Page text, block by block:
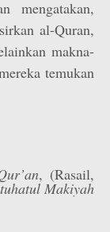
mengatakan,
al-Quran,
makna-
temukan
, (Rasail,
Makiyah